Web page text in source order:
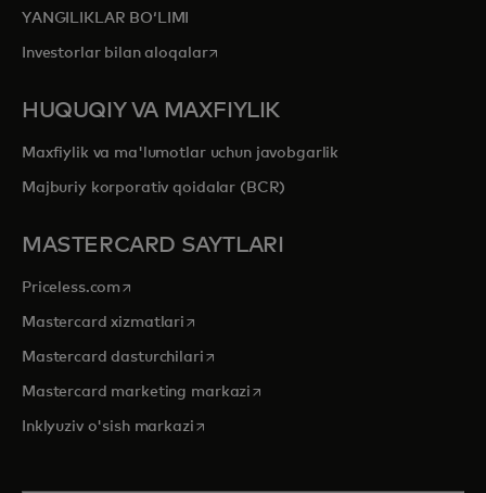
YANGILIKLAR BOʻLIMI
Investorlar bilan aloqalaropens in a new tab
HUQUQIY VA MAXFIYLIK
Maxfiylik va ma'lumotlar uchun javobgarlik
Majburiy korporativ qoidalar (BCR)
MASTERCARD SAYTLARI
Priceless.com opens in a new tab
Mastercard xizmatlari opens in a new tab
Mastercard dasturchilariopens in a new tab
Mastercard marketing markazi opens in a new tab
Inklyuziv o'sish markaziopens in a new tab